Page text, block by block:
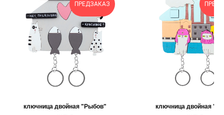
ПРЕДЗАКАЗ
ключница двойная "Рыбов" ключница двойная